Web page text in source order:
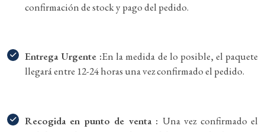
confirmación de stock y pago del pedido.
Entrega Urgente :En la medida de lo posible, el paquete
llegará entre 12-24 horas una vez confirmado el pedido.
Recogida en punto de venta : Una vez confirmado el